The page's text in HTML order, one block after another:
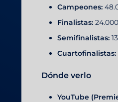
Campeones:
Finalistas:
Semifinalistas:
Cuartofinalistas:
Dónde verlo
YouTube